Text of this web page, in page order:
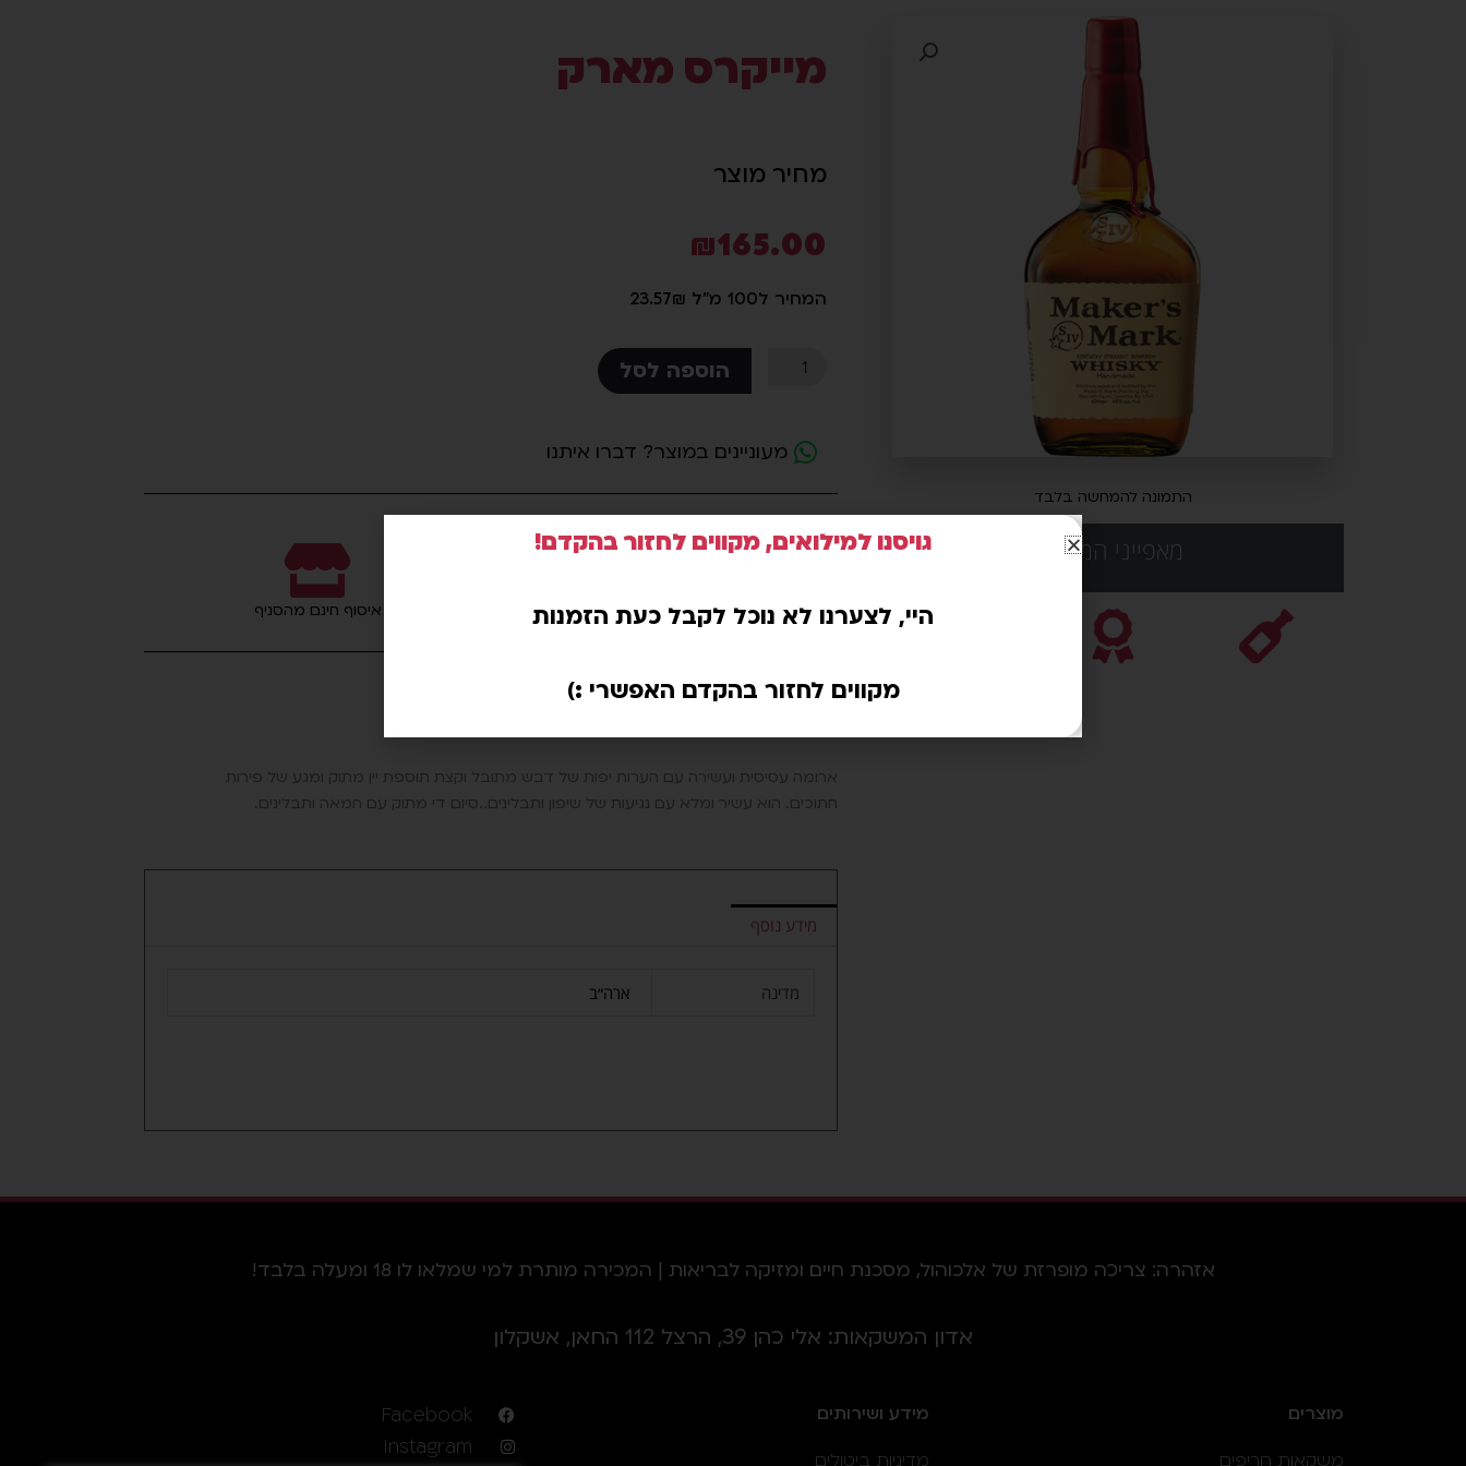
התמונה להמחשה בלבד
מאפייני המוצר:
מייקרס מארק
מחיר מוצר
₪165.00
המחיר ל100 מ"ל 23.57₪
כמות
מארק
הוספה לסל
מעוניינים במוצר? דברו איתנו
משלוחים באשקלון בלבד איסוף חינם מהסניף
על המוצר:
ארומה עסיסית ועשירה עם הערות יפות של דבש מתובל וקצת תוספת יין מתוק ומגע של פירות
חתוכים. הוא עשיר ומלא עם נגיעות של שיפון ותבלינים..סיום די מתוק עם חמאה ותבלינים.
מידע נוסף
מדינה ארה״ב
אזהרה: צריכה מופרזת של אלכוהול, מסכנת חיים ומזיקה לבריאות | המכירה מותרת למי שמלאו לו 18 ומעלה בלבד!
אדון המשקאות: אלי כהן 39, הרצל 112 החאן, אשקלון
מוצרים
משקאות חריפים
מידע ושירותים
מדיניות ביטולים
Facebook
Instagram
גויסנו למילואים, מקווים לחזור בהקדם!
היי, לצערנו לא נוכל לקבל כעת הזמנות
מקווים לחזור בהקדם האפשרי :)